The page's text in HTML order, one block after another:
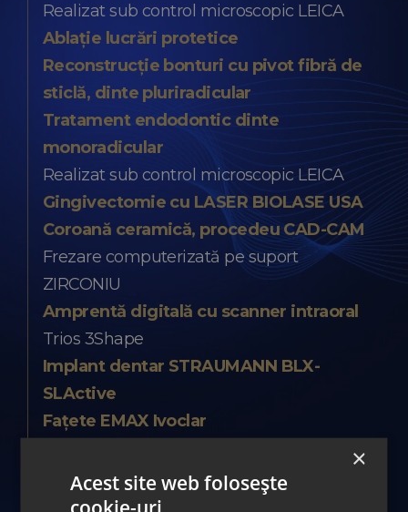
Realizat sub control microscopic LEICA
Ablație lucrări protetice
Reconstrucție bonturi cu pivot fibră de
sticlă, dinte pluriradicular
Tratament endodontic dinte
monoradicular
Realizat sub control microscopic LEICA
Gingivectomie cu LASER BIOLASE USA
Coroană ceramică, procedeu CAD-CAM
Frezare computerizată pe suport
ZIRCONIU
Amprentă digitală cu scanner intraoral
Trios 3Shape
Implant dentar STRAUMANN BLX-
SLActive
Fațete EMAX Ivoclar
LASER BIOLASE USA
Coroană ceramică
×
Acest site web folosește